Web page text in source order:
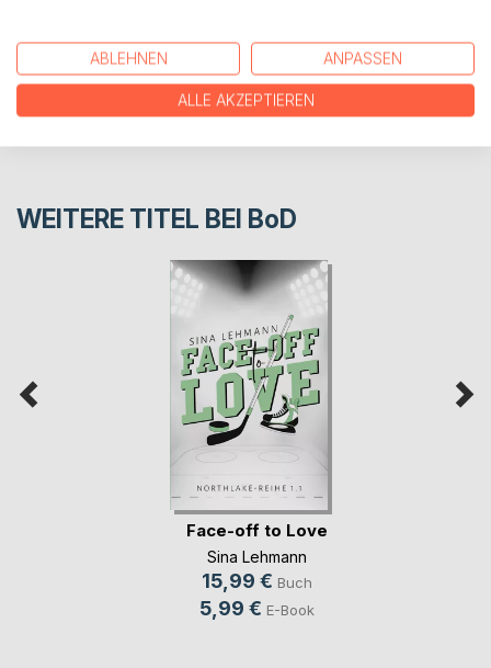
REZENSIONEN
WEITERE TITEL BEI BoD
Face-off to Love
Sina Lehmann
15,99 € Buch
5,99 € E-Book
ABLEHNEN ANPASSEN
ALLE AKZEPTIEREN